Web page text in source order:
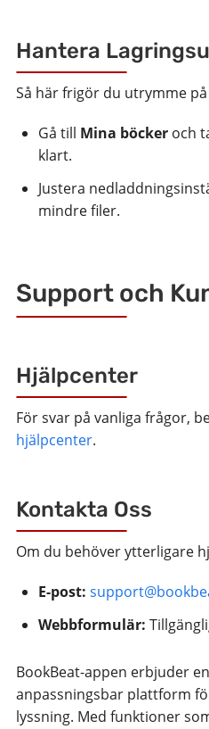
Hantera
Så här frigör du utrymme
Gå till Mina böckeroch
klart.
Justera
mindre filer.
Support och
Hjälpcenter
För svar på vanliga frågor,
hjälpcenter.
Kontakta Oss
Om du behöver ytterligare
E-post:
Webbformulär:
BookBeat-appen erbjuder
anpassningsbar plattform
lyssning. Med funktioner